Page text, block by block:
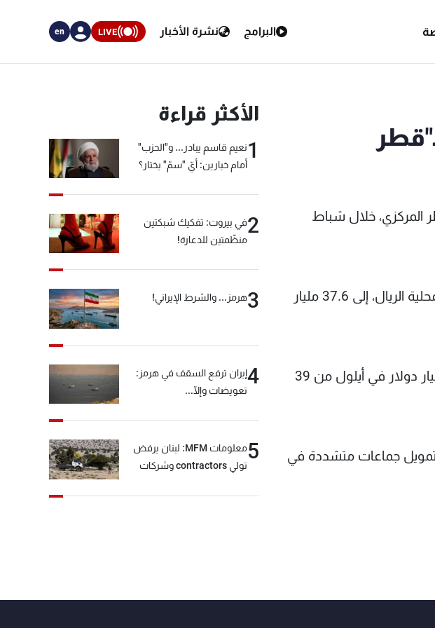
البرامج نشرة الأخبار LIVE
en
المركزي، خلال شباط
وانخفضت الاحتياطيات والسيولة، وهي مؤشر لقدرة البنك المركزي على دعم العملة المحلية الريال، إلى 37.6 مليار
وأظهرت بيانات رسمية في تشرين الثاني أن الاحتياطيات والسيولة انخفضا إلى 35.6 مليار دولار في أيلول من 39
جماعات متشددة في
الأكثر قراءة
1نعيم قاسم يبادر... و"الحزب"
أمام خيارين: أيّ "سمّ" يختار؟
2في بيروت: تفكيك شبكتين
منظّمتين للدعارة!
3هرمز... والشرط الإيراني!
4إيران ترفع السقف في هرمز:
تعويضات وإلّا...
5
معلومات MFM: لبنان يرفض
تولي contractors وشركات